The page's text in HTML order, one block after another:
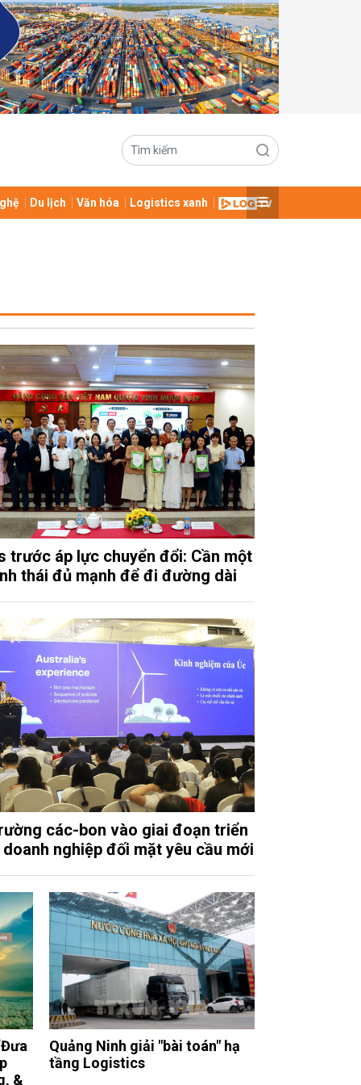
Du lịch Văn hóa Logistics xanh
trước áp lực chuyển đổi: Cần một
thái đủ mạnh để đi đường dài
các-bon vào giai đoạn triển
nghiệp đối mặt yêu cầu mới
&
Quảng Ninh giải "bài toán" hạ
tầng Logistics